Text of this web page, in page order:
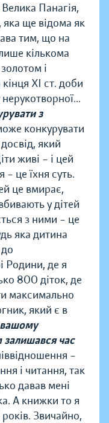
Панагія,
яка ще відома як
тим, що на
кількома
і
ХІ ст. доби
з
конкурувати
який
живі – і цей
це їхня суть.
це вмирає,
у дітей
з ними – це
яка дитина
Родини, де я
800 діток, де
максимально
який є в
час
–
і читання, так
давав мені
А книжки то я
Звичайно,